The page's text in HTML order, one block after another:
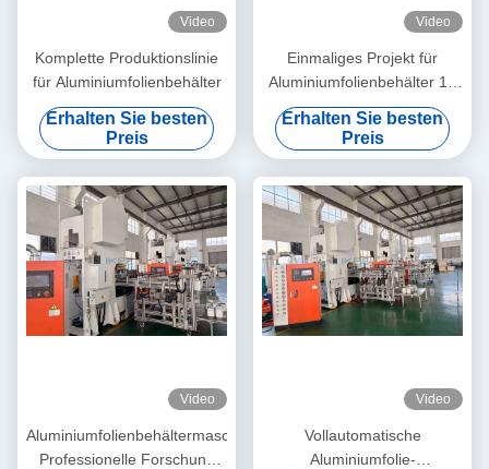
Video
Komplette Produktionslinie
für Aluminiumfolienbehälter
Erhalten Sie besten
Preis
Video
Einmaliges Projekt für
Aluminiumfolienbehälter 15
Jahre
Erhalten Sie besten
Preis
Video
Aluminiumfolienbehältermaschine
Professionelle Forschung
Video
Vollautomatische
Aluminiumfolie-